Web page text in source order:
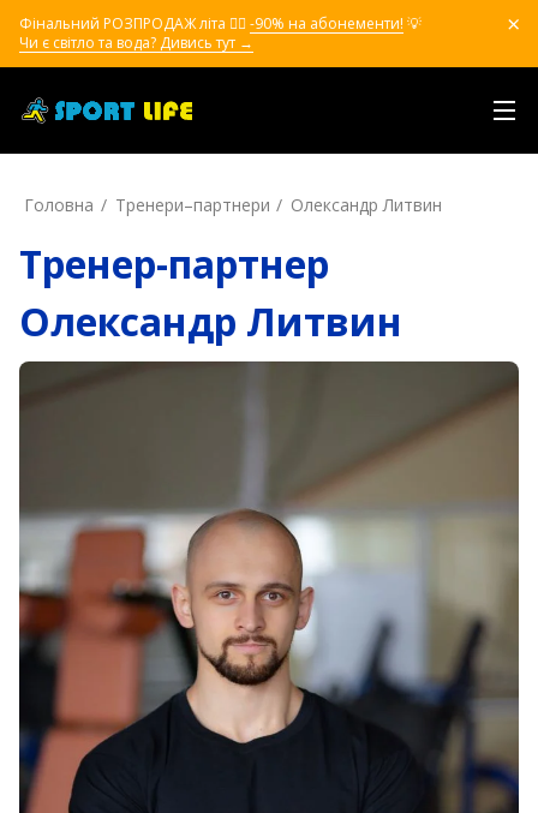
Фінальний РОЗПРОДАЖ літа ❤️‍🔥 -90% на абонементи! 💡
Чи є світло та вода? Дивись тут →
Головна Тренери–партнери Олександр Литвин
Тренер-партнер
Олександр Литвин